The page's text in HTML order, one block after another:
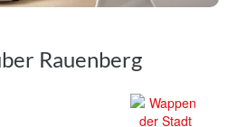
Rauenberg